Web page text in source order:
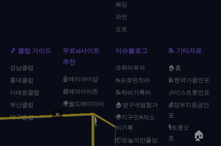
웨딩
와인
요트
🎵 클럽 가이드
강남클럽
홍대클럽
이태원클럽
부산클럽
대구클럽
무료ai사이트
추천
🤖에이아이샵
📰에이아이존
🌍월드에이아이
이슈블로그
🎨취미부자
☕프로딴짓러
📝하비기록러
🏠방구석탐험가
🌍지구인A의소
비기록
📦오늘의만물상
📝 기타자료
🏠홈
🎤현역가왕인포
🎶미스트롯인포
💰정부지원금인
포
🎙️트롯오디션인
포
🏠
✕